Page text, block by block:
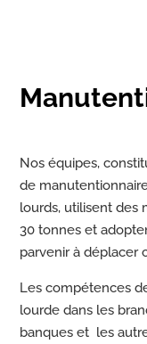
Nos équipes,
de
lourds, utilisent des
30 tonnes et
parvenir à déplacer
Les compétences
lourde dans les
banques et les